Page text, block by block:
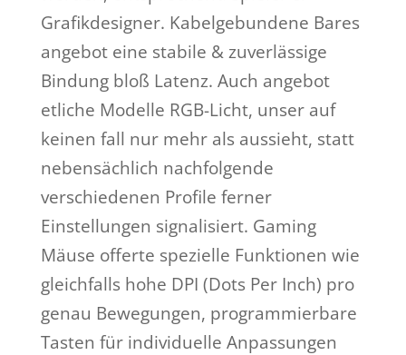
Grafikdesigner. Kabelgebundene Bares
angebot eine stabile & zuverlässige
Bindung bloß Latenz. Auch angebot
etliche Modelle RGB-Licht, unser auf
keinen fall nur mehr als aussieht, statt
nebensächlich nachfolgende
verschiedenen Profile ferner
Einstellungen signalisiert. Gaming
Mäuse offerte spezielle Funktionen wie
gleichfalls hohe DPI (Dots Per Inch) pro
genau Bewegungen, programmierbare
Tasten für individuelle Anpassungen